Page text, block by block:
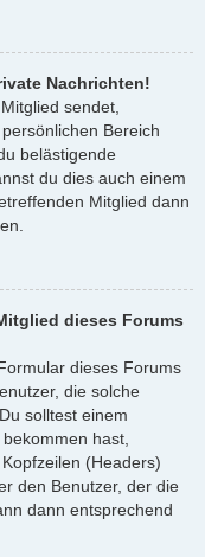
Nachrichten!
sendet,
Bereich
belästigende
du dies auch einem
Mitglied dann
dieses Forums
dieses Forums
die solche
solltest einem
hast,
(Headers)
den Benutzer, der die
dann entsprechend